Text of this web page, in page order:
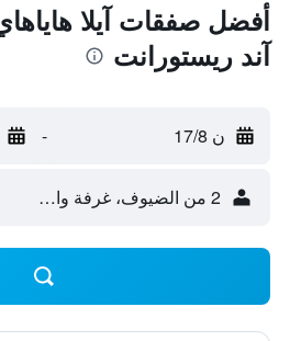
أفضل صفقات آيلا
آند ريستورانت
ن 17/8 -
2 من الضيوف، غرفة واحدة